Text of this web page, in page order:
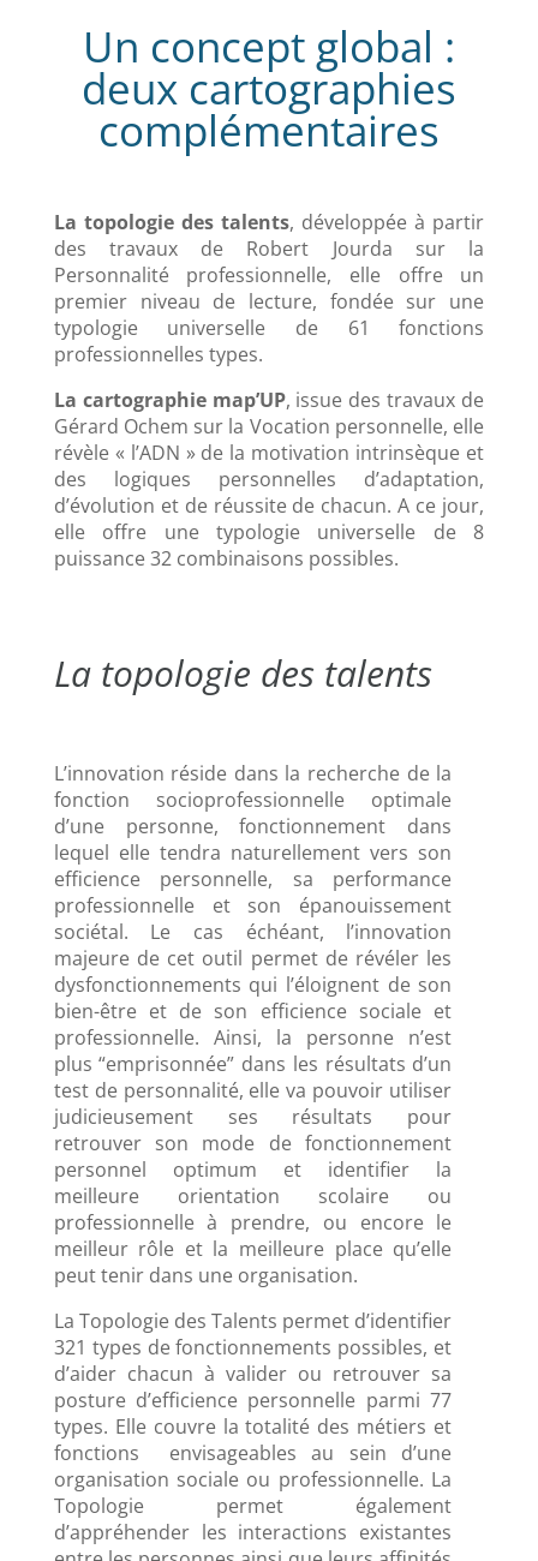
Un concept global :
deux cartographies
complémentaires
La topologie des talents, développée à partir
des travaux de Robert Jourda sur la
Personnalité professionnelle, elle offre un
premier niveau de lecture, fondée sur une
typologie universelle de 61 fonctions
professionnelles types.
La cartographie map’UP, issue des travaux de
Gérard Ochem sur la Vocation personnelle, elle
révèle « l’ADN » de la motivation intrinsèque et
des logiques personnelles d’adaptation,
d’évolution et de réussite de chacun. A ce jour,
elle offre une typologie universelle de 8
puissance 32 combinaisons possibles.
La topologie des talents
L’innovation réside dans la recherche de la
fonction socioprofessionnelle optimale
d’une personne, fonctionnement dans
lequel elle tendra naturellement vers son
efficience personnelle, sa performance
professionnelle et son épanouissement
sociétal. Le cas échéant, l’innovation
majeure de cet outil permet de révéler les
dysfonctionnements qui l’éloignent de son
bien-être et de son efficience sociale et
professionnelle. Ainsi, la personne n’est
plus “emprisonnée” dans les résultats d’un
test de personnalité, elle va pouvoir utiliser
judicieusement ses résultats pour
retrouver son mode de fonctionnement
personnel optimum et identifier la
meilleure orientation scolaire ou
professionnelle à prendre, ou encore le
meilleur rôle et la meilleure place qu’elle
peut tenir dans une organisation.
La Topologie des Talents permet d’identifier
321 types de fonctionnements possibles, et
d’aider chacun à valider ou retrouver sa
posture d’efficience personnelle parmi 77
types. Elle couvre la totalité des métiers et
fonctions envisageables au sein d’une
organisation sociale ou professionnelle. La
Topologie permet également
d’appréhender les interactions existantes